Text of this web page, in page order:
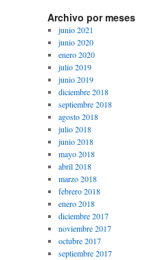
Archivo por meses
junio 2021
junio 2020
enero 2020
julio 2019
junio 2019
diciembre 2018
septiembre 2018
agosto 2018
julio 2018
junio 2018
mayo 2018
abril 2018
marzo 2018
febrero 2018
enero 2018
diciembre 2017
noviembre 2017
octubre 2017
septiembre 2017